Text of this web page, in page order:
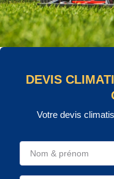
DEVIS
Votre devis